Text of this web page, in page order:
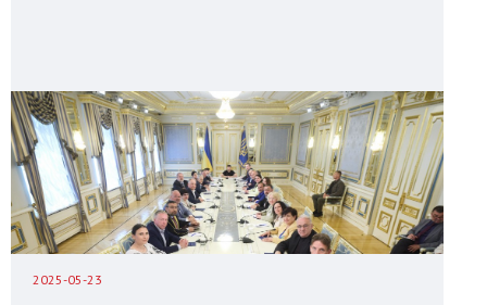
2025-05-23